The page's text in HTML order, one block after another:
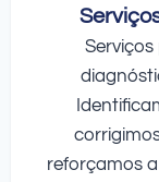
reforçamos